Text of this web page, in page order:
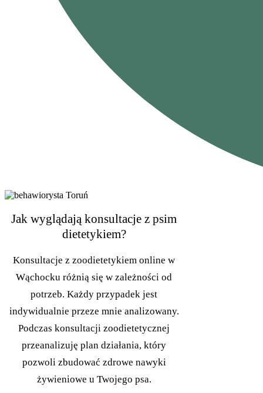
Jak wyglądają konsultacje z psim
dietetykiem?
Konsultacje z zoodietetykiem online w
Wąchocku różnią się w zależności od
potrzeb. Każdy przypadek jest
indywidualnie przeze mnie analizowany.
Podczas konsultacji zoodietetycznej
przeanalizuję plan działania, który
pozwoli zbudować zdrowe nawyki
żywieniowe u Twojego psa.